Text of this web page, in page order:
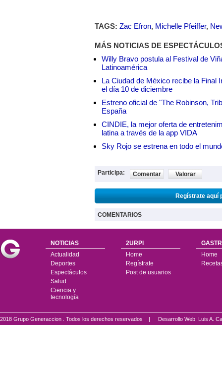
TAGS: Zac Efron, Michelle Pfeiffer,
MÁS NOTICIAS DE
Willy Bravo postula al Festival de
Latinoamérica
La Ciudad de México recibe la Final
el día 10 de diciembre
Estreno oficial de "The Robinson,
España
CINDIE, la mejor oferta de
latina a través de la app VIDA
Sky Rojo se estrena en todo el
Participa: Comentar Valorar
Regístrate aquí
COMENTARIOS
NOTICIAS
Actualidad
Deportes
Espectáculos
Salud
Ciencia y
tecnología
2URPI
Home
Regístrate
Post de usuarios
Home
2018 Grupo Generaccion . Todos los derechos reservados | Desarrollo Web: Luis